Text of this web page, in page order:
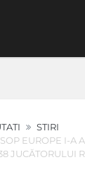
STIRI
EUROPE I-A
JUCĂTORULUI